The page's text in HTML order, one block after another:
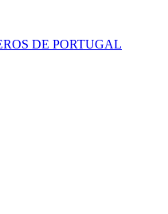
DE PORTUGAL